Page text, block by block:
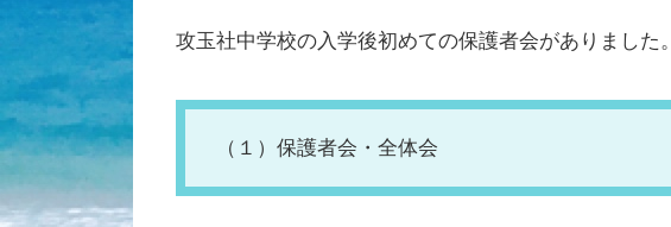
攻玉社中学校の入学後初めての保護者会がありました。
（１）保護者会・全体会